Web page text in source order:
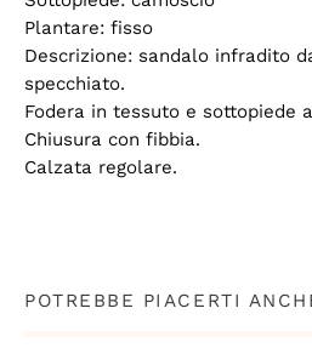
Plantare: fisso
Descrizione: sandalo infradito
specchiato.
Fodera in tessuto e sottopiede
Chiusura con fibbia.
Calzata regolare.
POTREBBE PIACERTI